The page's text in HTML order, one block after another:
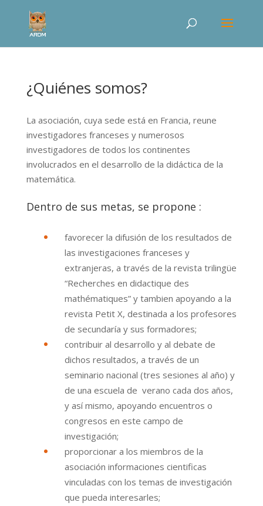
¿Quiénes somos?
La asociación, cuya sede está en Francia, reune
investigadores franceses y numerosos
investigadores de todos los continentes
involucrados en el desarrollo de la didáctica de la
matemática.
Dentro de sus metas, se propone :
favorecer la difusión de los resultados de
las investigaciones franceses y
extranjeras, a través de la revista trilingüe
“Recherches en didactique des
mathématiques” y tambien apoyando a la
revista Petit X, destinada a los profesores
de secundaría y sus formadores;
contribuir al desarrollo y al debate de
dichos resultados, a través de un
seminario nacional (tres sesiones al año) y
de una escuela de verano cada dos años,
y así mismo, apoyando encuentros o
congresos en este campo de
investigación;
proporcionar a los miembros de la
asociación informaciones cientificas
vinculadas con los temas de investigación
que pueda interesarles;